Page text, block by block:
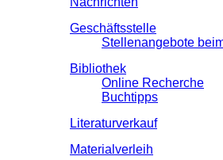
Geschäftsstelle
Stellenangebote
Bibliothek
Online Recherche
Buchtipps
Literaturverkauf
Materialverleih